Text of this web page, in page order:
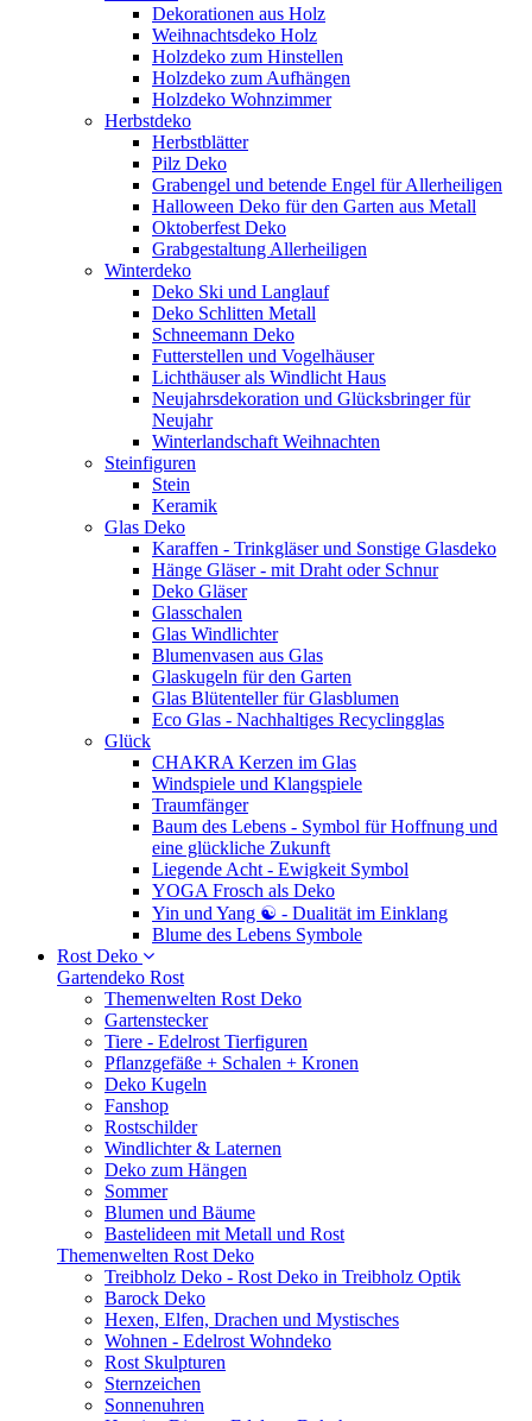
Dekorationen aus Holz
Weihnachtsdeko Holz
Holzdeko zum Hinstellen
Holzdeko zum Aufhängen
Holzdeko Wohnzimmer
Herbstdeko
Herbstblätter
Pilz Deko
Grabengel und betende Engel für Allerheiligen
Halloween Deko für den Garten aus Metall
Oktoberfest Deko
Grabgestaltung Allerheiligen
Winterdeko
Deko Ski und Langlauf
Deko Schlitten Metall
Schneemann Deko
Futterstellen und Vogelhäuser
Lichthäuser als Windlicht Haus
Neujahrsdekoration und Glücksbringer für
Neujahr
Winterlandschaft Weihnachten
Steinfiguren
Stein
Keramik
Glas Deko
Karaffen - Trinkgläser und Sonstige Glasdeko
Hänge Gläser - mit Draht oder Schnur
Deko Gläser
Glasschalen
Glas Windlichter
Blumenvasen aus Glas
Glaskugeln für den Garten
Glas Blütenteller für Glasblumen
Eco Glas - Nachhaltiges Recyclingglas
Glück
CHAKRA Kerzen im Glas
Windspiele und Klangspiele
Traumfänger
Baum des Lebens - Symbol für Hoffnung und
eine glückliche Zukunft
Liegende Acht - Ewigkeit Symbol
YOGA Frosch als Deko
Yin und Yang ☯ - Dualität im Einklang
Blume des Lebens Symbole
Rost Deko
Gartendeko Rost
Themenwelten Rost Deko
Gartenstecker
Tiere - Edelrost Tierfiguren
Pflanzgefäße + Schalen + Kronen
Deko Kugeln
Fanshop
Rostschilder
Windlichter & Laternen
Deko zum Hängen
Sommer
Blumen und Bäume
Bastelideen mit Metall und Rost
Themenwelten Rost Deko
Treibholz Deko - Rost Deko in Treibholz Optik
Barock Deko
Hexen, Elfen, Drachen und Mystisches
Wohnen - Edelrost Wohndeko
Rost Skulpturen
Sternzeichen
Sonnenuhren